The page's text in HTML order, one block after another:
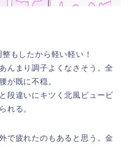
もしたから軽い軽い！
んまり調子よくなさそう。全
が既に不穏。
段違いにキツく北風ビュービ
れる。
で疲れたのもあると思う。金